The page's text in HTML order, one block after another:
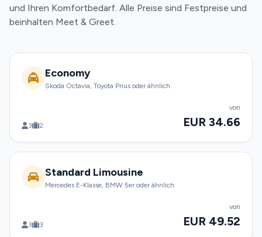
und Ihren Komfortbedarf. Alle Preise sind Festpreise und
beinhalten Meet & Greet.
Economy
Skoda Octavia, Toyota Prius oder ähnlich
3 2
von
EUR 34.66
Standard Limousine
Mercedes E-Klasse, BMW 5er oder ähnlich
3 3
von
EUR 49.52